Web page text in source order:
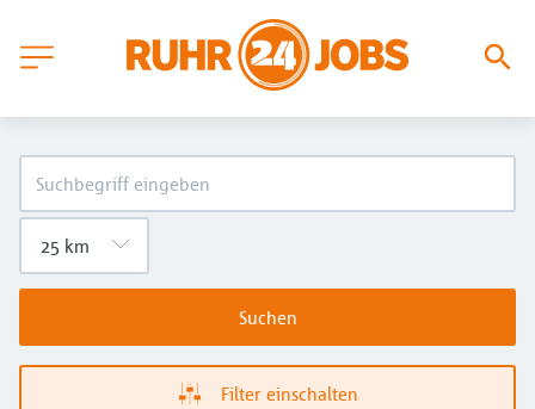
Suchen
Filter einschalten